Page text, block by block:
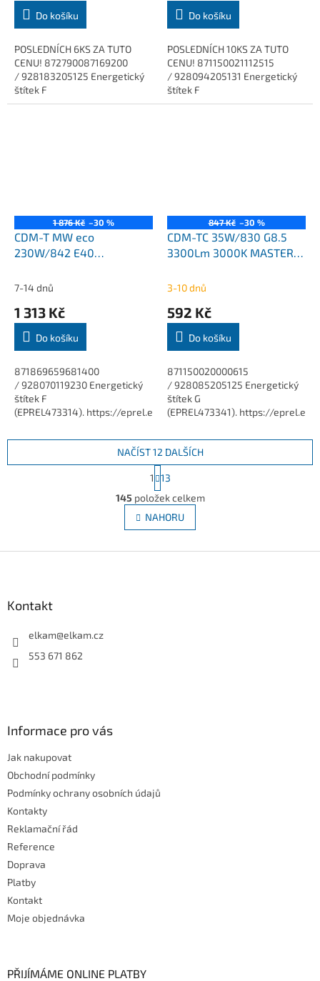
Do košíku
POSLEDNÍCH 6KS ZA TUTO
CENU! 872790087169200
/ 928183205125 Energetický
štítek F
(EPREL473251). https://eprel.ec.europa.eu/screen/product/
Do košíku
POSLEDNÍCH 10KS ZA TUTO
CENU! 871150021112515
/ 928094205131 Energetický
štítek F
(EPREL473354). https://
1 876 Kč –30 %
CDM-T MW eco
230W/842 E40
MASTERColour Philips
7-14 dnů
1 313 Kč
Do košíku
871869659681400
/ 928070119230 Energetický
štítek F
(EPREL473314). https://eprel.ec.europa.eu/screen/product/
Plus. CRI > 85,...
847 Kč –30 %
CDM-TC 35W/830 G8.5
3300Lm 3000K MASTER
3-10 dnů
592 Kč
Do košíku
871150020000615
/ 928085205125 Energetický
štítek G
(EPREL473341). https://
skupiny...
O
v
l
á
NAČÍST 12 DALŠÍCH
S
t
r
á
n
k
v
1
13
145 položek celkem
NAHORU
Kontakt
elkam@elkam.cz
553 671 862
Informace pro vás
Jak nakupovat
Obchodní podmínky
Podmínky ochrany osobních údajů
Kontakty
Reklamační řád
Reference
Doprava
Platby
Kontakt
Moje objednávka
PŘIJÍMÁME ONLINE PLATBY